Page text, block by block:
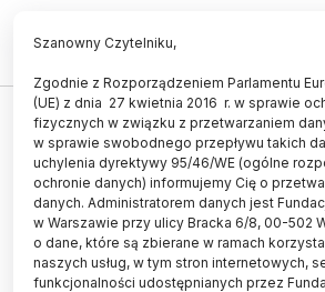
ZDROWIE
Eksperci: we wczesnym
wykrywaniu raku jelita
świat idzie w kierunku
08.03.2025
aktualizacja: 08.03.2025
3 minuty czytania
Szanowny Czytelniku,
Zgodnie z Rozporządzeniem Parlamentu
(UE) z dnia 27 kwietnia 2016 r. w sprawie
fizycznych w związku z przetwarzaniem
w sprawie swobodnego przepływu takich
uchylenia dyrektywy 95/46/WE (ogólne
ochronie danych) informujemy Cię o
danych. Administratorem danych jest
w Warszawie przy ulicy Bracka 6/8, 00-502
o dane, które są zbierane w ramach
naszych usług, w tym stron internetowych,
funkcjonalności udostępnianych przez